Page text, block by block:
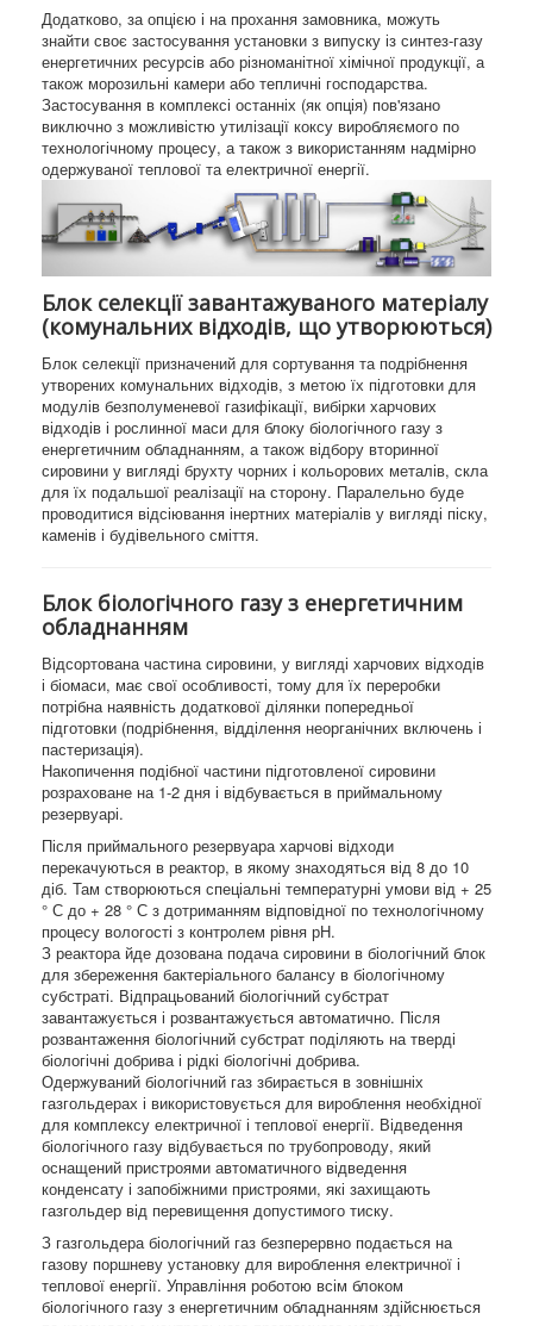
Додатково, за опцією і на прохання замовника, можуть
знайти своє застосування установки з випуску із синтез-газу
енергетичних ресурсів або різноманітної хімічної продукції, а
також морозильні камери або тепличні господарства.
Застосування в комплексі останніх (як опція) пов'язано
виключно з можливістю утилізації коксу виробляємого по
технологічному процесу, а також з використанням надмірно
одержуваної теплової та електричної енергії.
Блок селекції завантажуваного матеріалу
(комунальних відходів, що утворюються)
Блок селекції призначений для сортування та подрібнення
утворених комунальних відходів, з метою їх підготовки для
модулів безполуменевої газифікації, вибірки харчових
відходів і рослинної маси для блоку біологічного газу з
енергетичним обладнанням, а також відбору вторинної
сировини у вигляді брухту чорних і кольорових металів, скла
для їх подальшої реалізації на сторону. Паралельно буде
проводитися відсіювання інертних матеріалів у вигляді піску,
каменів і будівельного сміття.
Блок біологічного газу з енергетичним
обладнанням
Відсортована частина сировини, у вигляді харчових відходів
і біомаси, має свої особливості, тому для їх переробки
потрібна наявність додаткової ділянки попередньої
підготовки (подрібнення, відділення неорганічних включень і
пастеризація).
Накопичення подібної частини підготовленої сировини
розраховане на 1-2 дня і відбувається в приймальному
резервуарі.
Після приймального резервуара харчові відходи
перекачуються в реактор, в якому знаходяться від 8 до 10
діб. Там створюються спеціальні температурні умови від + 25
° С до + 28 ° С з дотриманням відповідної по технологічному
процесу вологості з контролем рівня рН.
З реактора йде дозована подача сировини в біологічний блок
для збереження бактеріального балансу в біологічному
субстраті. Відпрацьований біологічний субстрат
завантажується і розвантажується автоматично. Після
розвантаження біологічний субстрат поділяють на тверді
біологічні добрива і рідкі біологічні добрива.
Одержуваний біологічний газ збирається в зовнішніх
газгольдерах і використовується для вироблення необхідної
для комплексу електричної і теплової енергії. Відведення
біологічного газу відбувається по трубопроводу, який
оснащений пристроями автоматичного відведення
конденсату і запобіжними пристроями, які захищають
газгольдер від перевищення допустимого тиску.
З газгольдера біологічний газ безперервно подається на
газову поршневу установку для вироблення електричної і
теплової енергії. Управління роботою всім блоком
біологічного газу з енергетичним обладнанням здійснюється